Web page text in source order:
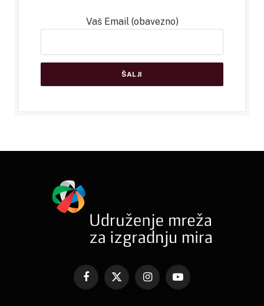
Vaš Email (obavezno)
Facebook
X
InstagramYouTube